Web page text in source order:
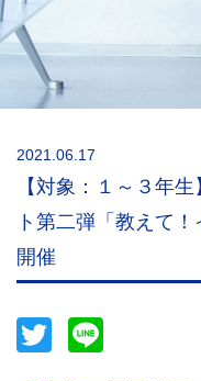
2021.06.17
【対象：１～３年
ト第二弾「教えて
開催
Twitter